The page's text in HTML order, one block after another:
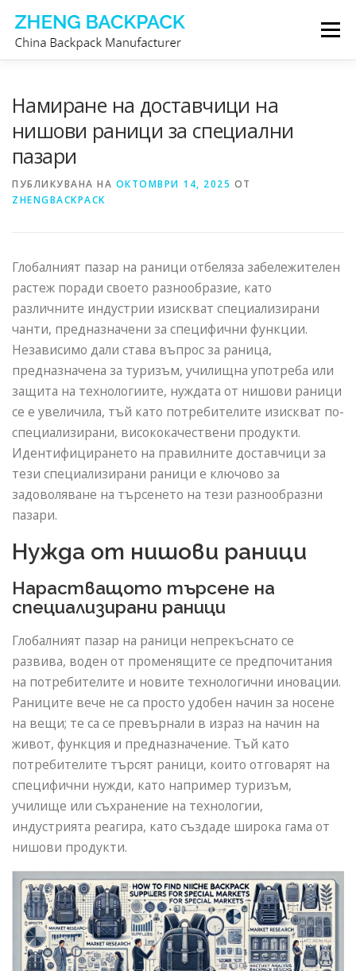
съдържанието
Меню
Намиране на доставчици на
нишови раници за специални
пазари
ПУБЛИКУВАНА НА ОКТОМВРИ 14, 2025 ОТ
ZHENGBACKPACK
Глобалният пазар на раници отбеляза забележителен
растеж поради своето разнообразие, като
различните индустрии изискват специализирани
чанти, предназначени за специфични функции.
Независимо дали става въпрос за раница,
предназначена за туризъм, училищна употреба или
защита на технологиите, нуждата от нишови раници
се е увеличила, тъй като потребителите изискват по-
специализирани, висококачествени продукти.
Идентифицирането на правилните доставчици за
тези специализирани раници е ключово за
задоволяване на търсенето на тези разнообразни
пазари.
Нужда от нишови раници
Нарастващото търсене на
специализирани раници
Глобалният пазар на раници непрекъснато се
развива, воден от променящите се предпочитания
на потребителите и новите технологични иновации.
Раниците вече не са просто удобен начин за носене
на вещи; те са се превърнали в израз на начин на
живот, функция и предназначение. Тъй като
потребителите търсят раници, които отговарят на
специфични нужди, като например туризъм,
училище или съхранение на технологии,
индустрията реагира, като създаде широка гама от
нишови продукти.